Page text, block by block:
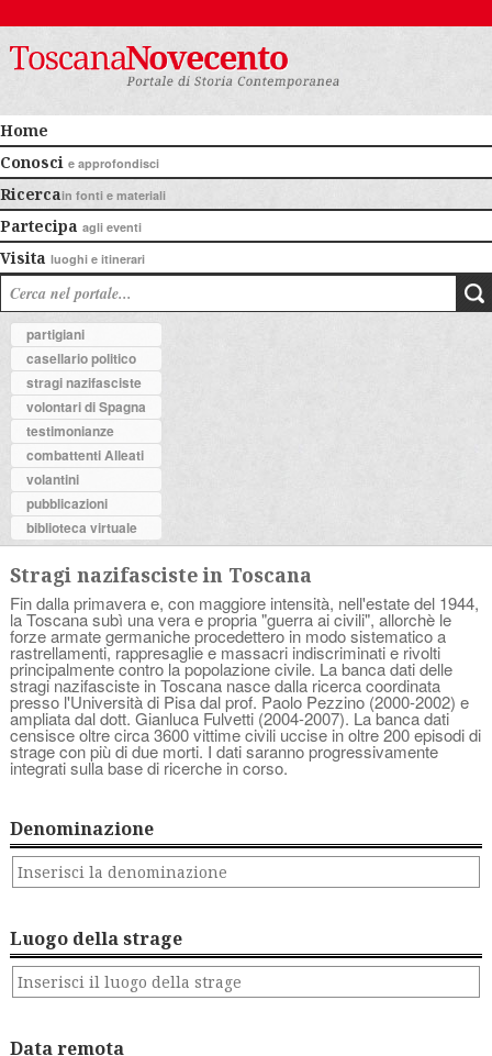
Home
Conosci e approfondisci
Ricercain fonti e materiali
Partecipa agli eventi
Visita luoghi e itinerari
partigiani
casellario politico
stragi nazifasciste
volontari di Spagna
testimonianze
combattenti Alleati
volantini
pubblicazioni
biblioteca virtuale
Stragi nazifasciste in Toscana
Fin dalla primavera e, con maggiore intensità, nell'estate del 1944,
la Toscana subì una vera e propria "guerra ai civili", allorchè le
forze armate germaniche procedettero in modo sistematico a
rastrellamenti, rappresaglie e massacri indiscriminati e rivolti
principalmente contro la popolazione civile. La banca dati delle
stragi nazifasciste in Toscana nasce dalla ricerca coordinata
presso l'Università di Pisa dal prof. Paolo Pezzino (2000-2002) e
ampliata dal dott. Gianluca Fulvetti (2004-2007). La banca dati
censisce oltre circa 3600 vittime civili uccise in oltre 200 episodi di
strage con più di due morti. I dati saranno progressivamente
integrati sulla base di ricerche in corso.
Denominazione
Luogo della strage
Data remota